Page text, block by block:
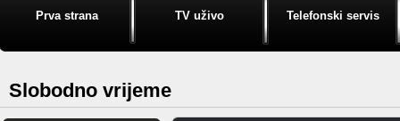
Prva strana TV uživo Telefonski servis
Slobodno vrijeme